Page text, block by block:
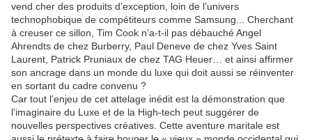
vend cher des produits d’exception, loin de l’univers
technophobique de compétiteurs comme Samsung... Cherchant
à creuser ce sillon, Tim Cook n’a-t-il pas débauché Angel
Ahrendts de chez Burberry, Paul Deneve de chez Yves Saint
Laurent, Patrick Pruniaux de chez TAG Heuer… et ainsi affirmer
son ancrage dans un monde du luxe qui doit aussi se réinventer
en sortant du cadre convenu ?
Car tout l’enjeu de cet attelage inédit est la démonstration que
l’imaginaire du Luxe et de la High-tech peut suggérer de
nouvelles perspectives créatives. Cette aventure maritale est